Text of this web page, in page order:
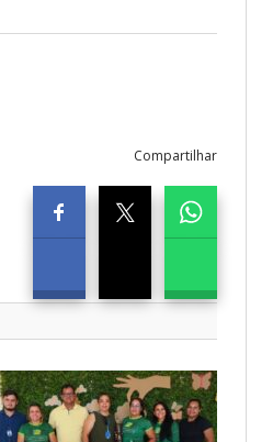
Compartilhar